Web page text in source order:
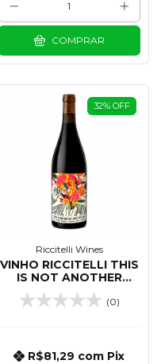
COMPRAR
32% OFF
Riccitelli Wines
VINHO RICCITELLI THIS
IS NOT ANOTHER
LOVELY MALBEC 750
ML
(0)
R$81,29 com Pix